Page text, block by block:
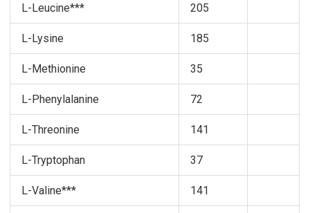
L-Leucine*** 205
L-Lysine 185
L-Methionine 35
L-Phenylalanine 72
L-Threonine 141
L-Tryptophan 37
L-Valine*** 141